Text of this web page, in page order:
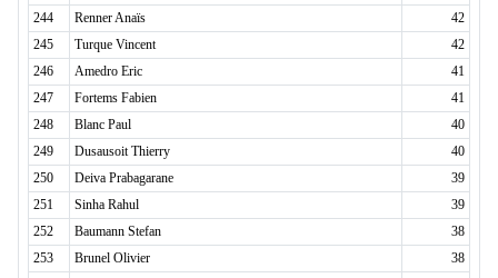
244
Renner Anaïs
42
245
Turque Vincent
42
246
Amedro Eric
41
247
Fortems Fabien
41
248
Blanc Paul
40
249
Dusausoit Thierry
40
250
Deiva Prabagarane
39
251
Sinha Rahul
39
252
Baumann Stefan
38
253
Brunel Olivier
38